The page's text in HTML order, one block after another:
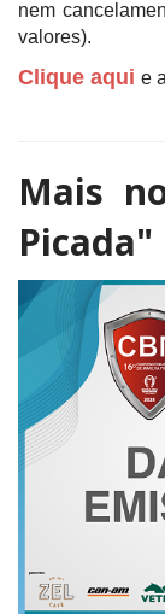
nem
valores).
Clique aqui e
Mais
Picada"